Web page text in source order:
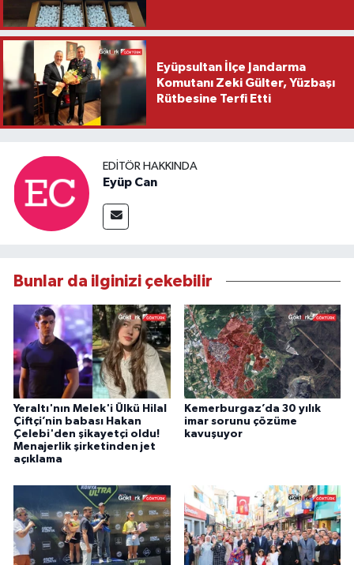
Eyüpsultan İlçe Jandarma
Komutanı Zeki Gülter, Yüzbaşı
Rütbesine Terfi Etti
EDITÖR HAKKINDA
Eyüp Can
Bunlar da ilginizi çekebilir
Yeraltı'nın Melek'i Ülkü Hilal
Çiftçi’nin babası Hakan
Çelebi'den şikayetçi oldu!
Menajerlik şirketinden jet
açıklama
Kemerburgaz’da 30 yılık
imar sorunu çözüme
kavuşuyor